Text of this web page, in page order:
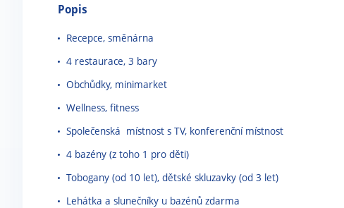
Popis
Recepce, směnárna
4 restaurace, 3 bary
Obchůdky, minimarket
Wellness, fitness
Společenská místnost s TV, konferenční místnost
4 bazény (z toho 1 pro děti)
Tobogany (od 10 let), dětské skluzavky (od 3 let)
Lehátka a slunečníky u bazénů zdarma